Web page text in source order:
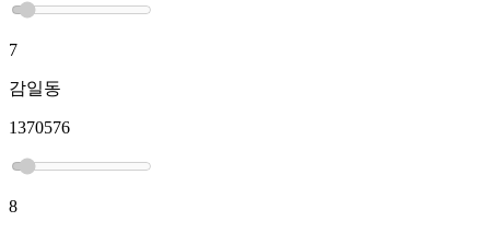
7
감일동
1370576
8